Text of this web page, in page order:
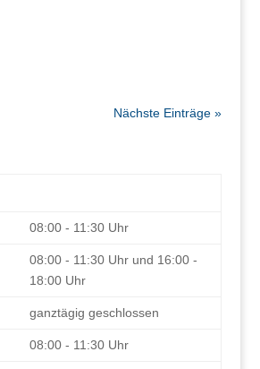
Nächste Einträge »
08:00 - 11:30 Uhr
08:00 - 11:30 Uhr und 16:00 -
18:00 Uhr
ganztägig geschlossen
08:00 - 11:30 Uhr